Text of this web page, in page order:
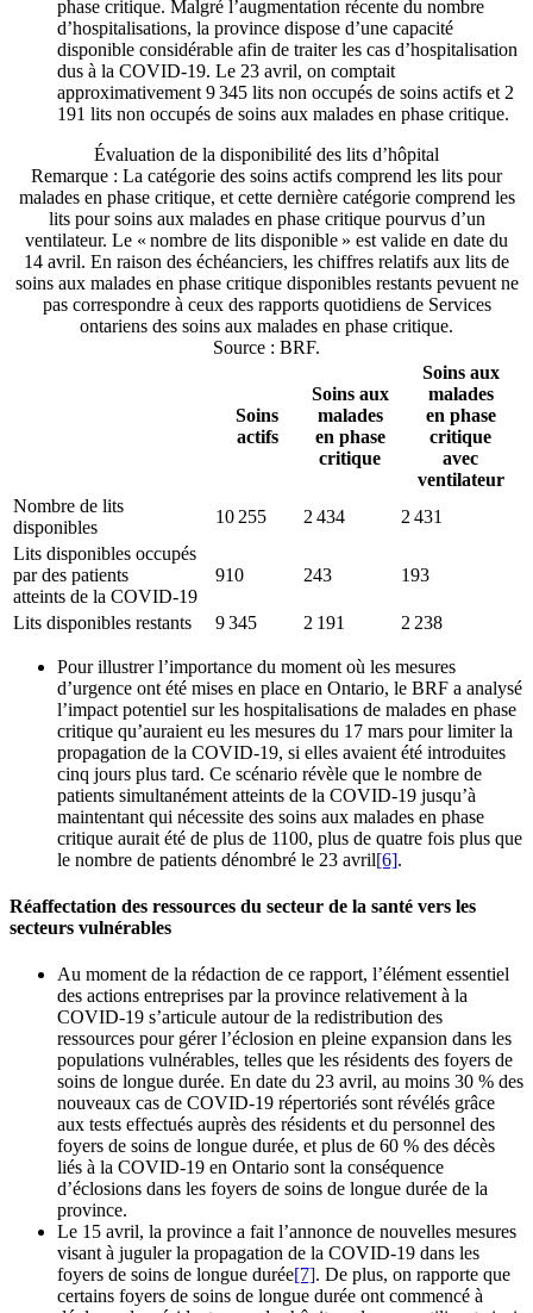
phase critique. Malgré l’augmentation récente du nombre
d’hospitalisations, la province dispose d’une capacité
disponible considérable afin de traiter les cas d’hospitalisation
dus à la COVID-19. Le 23 avril, on comptait
approximativement 9 345 lits non occupés de soins actifs et 2
191 lits non occupés de soins aux malades en phase critique.
Évaluation de la disponibilité des lits d’hôpital
Remarque : La catégorie des soins actifs comprend les lits pour
malades en phase critique, et cette dernière catégorie comprend les
lits pour soins aux malades en phase critique pourvus d’un
ventilateur. Le « nombre de lits disponible » est valide en date du
14 avril. En raison des échéanciers, les chiffres relatifs aux lits de
soins aux malades en phase critique disponibles restants pevuent ne
pas correspondre à ceux des rapports quotidiens de Services
ontariens des soins aux malades en phase critique.
Source : BRF.
Soins
actifs
Soins aux
malades
en phase
critique
Soins aux
malades
en phase
critique
avec
ventilateur
Nombre de lits
disponibles
10 255 2 434
2 431
Lits disponibles occupés
par des patients
atteints de la COVID-19
910 243 193
Lits disponibles restants 9 345 2 191 2 238
Pour illustrer l’importance du moment où les mesures
d’urgence ont été mises en place en Ontario, le BRF a analysé
l’impact potentiel sur les hospitalisations de malades en phase
critique qu’auraient eu les mesures du 17 mars pour limiter la
propagation de la COVID-19, si elles avaient été introduites
cinq jours plus tard. Ce scénario révèle que le nombre de
patients simultanément atteints de la COVID-19 jusqu’à
maintentant qui nécessite des soins aux malades en phase
critique aurait été de plus de 1100, plus de quatre fois plus que
le nombre de patients dénombré le 23 avril[6].
Réaffectation des ressources du secteur de la santé vers les
secteurs vulnérables
Au moment de la rédaction de ce rapport, l’élément essentiel
des actions entreprises par la province relativement à la
COVID-19 s’articule autour de la redistribution des
ressources pour gérer l’éclosion en pleine expansion dans les
populations vulnérables, telles que les résidents des foyers de
soins de longue durée. En date du 23 avril, au moins 30 % des
nouveaux cas de COVID-19 répertoriés sont révélés grâce
aux tests effectués auprès des résidents et du personnel des
foyers de soins de longue durée, et plus de 60 % des décès
liés à la COVID-19 en Ontario sont la conséquence
d’éclosions dans les foyers de soins de longue durée de la
province.
Le 15 avril, la province a fait l’annonce de nouvelles mesures
visant à juguler la propagation de la COVID-19 dans les
foyers de soins de longue durée[7]. De plus, on rapporte que
certains foyers de soins de longue durée ont commencé à